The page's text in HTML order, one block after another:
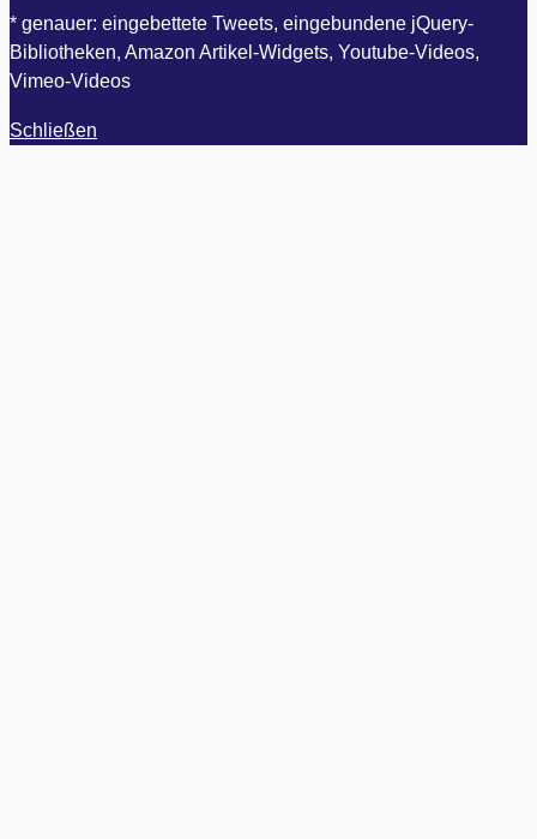
* genauer: eingebettete Tweets, eingebundene jQuery-
Bibliotheken, Amazon Artikel-Widgets, Youtube-Videos,
Vimeo-Videos
Schließen